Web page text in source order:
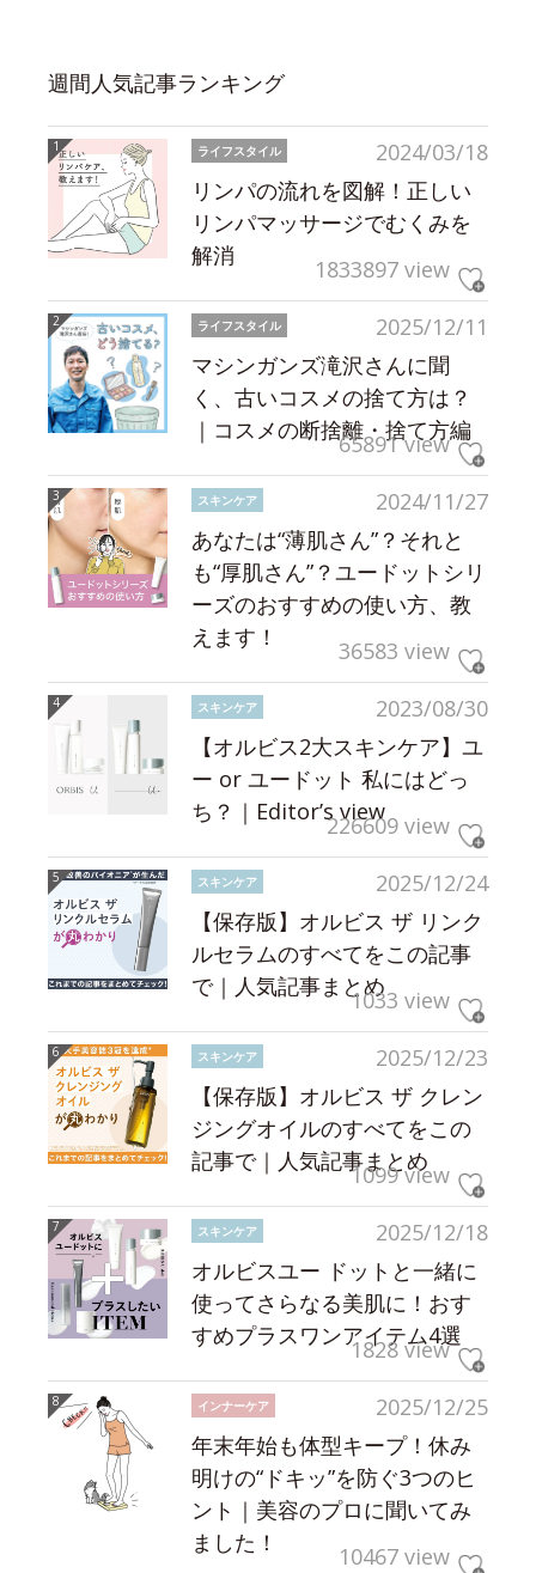
週間人気記事ランキング
2024/03/18
ライフスタイル
リンパの流れを図解！正しい
リンパマッサージでむくみを
解消
1833897 view
2025/12/11
ライフスタイル
マシンガンズ滝沢さんに聞
く、古いコスメの捨て方は？
｜コスメの断捨離・捨て方編
65891 view
2024/11/27
スキンケア
あなたは“薄肌さん”？それと
も“厚肌さん”？ユードットシリ
ーズのおすすめの使い方、教
えます！
36583 view
2023/08/30
スキンケア
【オルビス2大スキンケア】ユ
ー or ユードット 私にはどっ
ち？｜Editor’s view226609 view
2025/12/24
スキンケア
【保存版】オルビス ザ リンク
ルセラムのすべてをこの記事
で｜人気記事まとめ1033 view
2025/12/23
スキンケア
【保存版】オルビス ザ クレン
ジングオイルのすべてをこの
記事で｜人気記事まとめ
1099 view
2025/12/18
スキンケア
オルビスユー ドットと一緒に
使ってさらなる美肌に！おす
すめプラスワンアイテム4選
1828 view
2025/12/25
インナーケア
年末年始も体型キープ！休み
明けの“ドキッ”を防ぐ3つのヒ
ント｜美容のプロに聞いてみ
ました！
10467 view